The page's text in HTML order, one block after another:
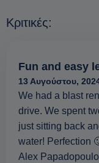
Κριτικές:
Fun and easy
13 Αυγούστου,
We had a blast
drive. We spent
just sitting back
water! Perfection
Alex